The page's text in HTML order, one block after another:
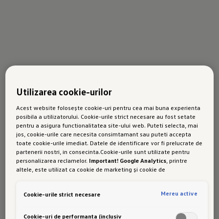
Utilizarea cookie-urilor
Acest website folosește cookie-uri pentru cea mai buna experienta
posibila a utilizatorului. Cookie-urile strict necesare au fost setate
pentru a asigura functionalitatea site-ului web. Puteti selecta, mai
jos, cookie-urile care necesita consimtamant sau puteti accepta
toate cookie-urile imediat. Datele de identificare vor fi prelucrate de
partenerii nostri, in consecinta.Cookie-urile sunt utilizate pentru
personalizarea reclamelor. Important! Google Analytics, printre
altele, este utilizat ca cookie de marketing și cookie de
protectie a datelor decat Uniunea Europeana. Prin urmare, nu poate
date datorita legislatiei actuale. Ca urmare, interferenta cu
Cookie-urile strict necesare Mereu active
Cookie-uri de performanta (inclusiv